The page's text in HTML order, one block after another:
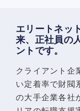
エリートネッ
来、正社員の
ントです。
クライアント企
い定着率で財閥
の大手企業各社